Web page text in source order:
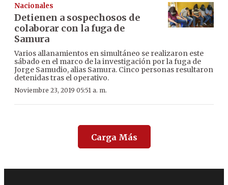
Nacionales
Detienen a sospechosos de
colaborar con la fuga de
Samura
Varios allanamientos en simultáneo se realizaron este
sábado en el marco de la investigación por la fuga de
Jorge Samudio, alias Samura. Cinco personas resultaron
detenidas tras el operativo.
Noviembre 23, 2019 05:51 a. m.
Carga Más